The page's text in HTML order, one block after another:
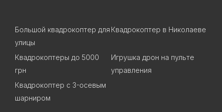
Большой квадрокоптер для
улицы
Квадрокоптер в Николаеве
Квадрокоптеры до 5000
грн
Игрушка дрон на пульте
управления
Квадрокоптер с 3-осевым
шарниром